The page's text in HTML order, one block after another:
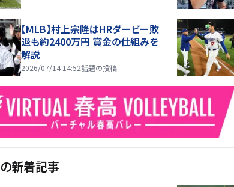
【MLB】村上宗隆はHRダービー敗
退も約2400万円 賞金の仕組みを
解説
2026/07/14 14:52話題の投稿
の新着記事